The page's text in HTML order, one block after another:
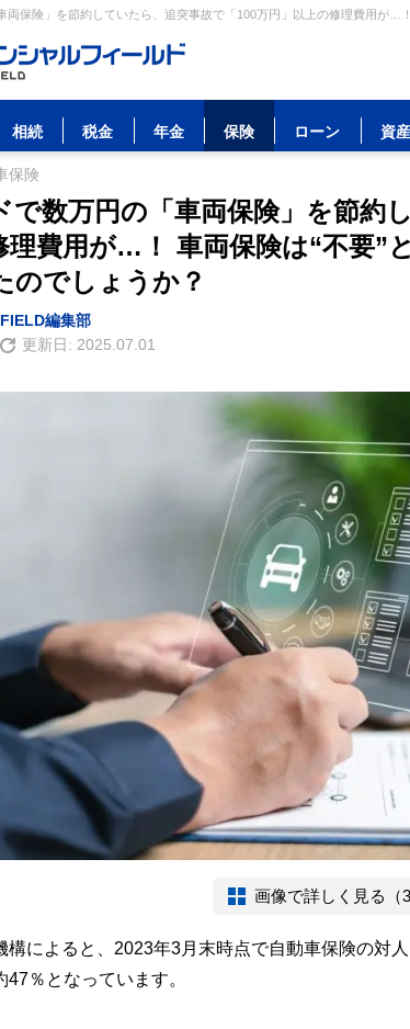
両保険」を節約していたら、追突事故で「100万円」以上の修理費用が
相続 税金 年金 保険 ローン 資
保険
で数万円の「車両保険」を節約
理費用が…！ 車両保険は“不要”
のでしょうか？
編集部
更新日: 2025.07.01
画像で詳しく見る（3
構によると、2023年3月末時点で自動車保険の対
％となっています。